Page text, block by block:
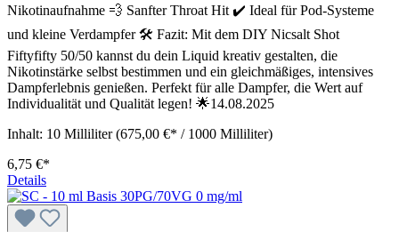
Nikotinaufnahme 💨 Sanfter Throat Hit ✔️ Ideal für Pod-Systeme
und kleine Verdampfer 🛠️ Fazit: Mit dem DIY Nicsalt Shot
Fiftyfifty 50/50 kannst du dein Liquid kreativ gestalten, die
Nikotinstärke selbst bestimmen und ein gleichmäßiges, intensives
Dampferlebnis genießen. Perfekt für alle Dampfer, die Wert auf
Individualität und Qualität legen! 🌟14.08.2025
Inhalt: 10 Milliliter(675,00 €* / 1000 Milliliter)
6,75 €*
Details